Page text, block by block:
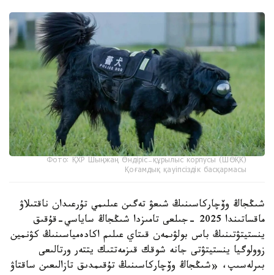
Фото: ҚХР Шыңжаң Өндіріс-құрылыс корпусы (ШӨҚК)
Қоғамдық қауіпсіздік басқармасы
شىڭجاڭ وۆچاركاسىنىڭ شىعۋ تەگىن عىلىمي تۇرعىدان ناقتىلاۋ
ماقساتىندا 2025 -جىلعى تامىزدا شىڭجاڭ ساياسي-قۇقىق
ينستيتۋتىنىڭ باس بولۋىمەن قىتاي عىلىم اكادەمياسىنىڭ كۋنمين
زوولوگيا ينستيتۋتى جانە شوقك قىزمەتتىك يتتەر ورتالىعى
بىرلەسىپ، «شىڭجاڭ وۆچاركاسىنىڭ تۇقىمدىق تازالىعىن ساقتاۋ